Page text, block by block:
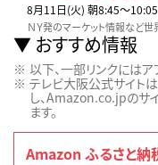
8月11日(火) 朝8:45〜10:05
おすすめ情報
以下、一部リンクにはア
テレビ大阪公式サイト
し、Amazon.co.jpのサ
ます。
Amazon ふるさと納